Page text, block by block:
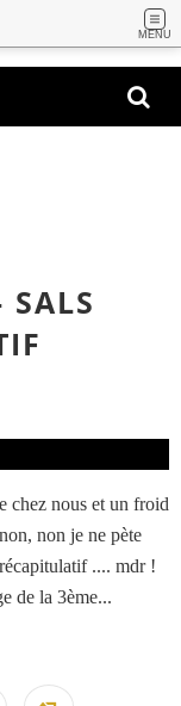
MENU
chez nous et un froid
non je ne pète
.... mdr !
de la 3ème...